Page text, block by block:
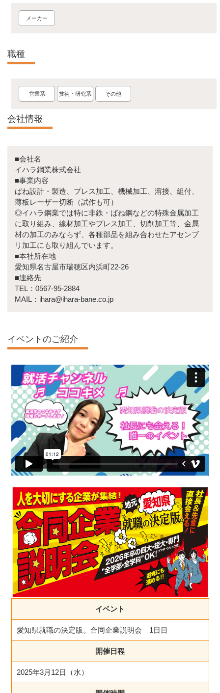
メーカー
職種
営業系 技術・研究系 その他
会社情報
■会社名
イハラ鋼業株式会社
■事業内容
ばね設計・製造、プレス加工、機械加工、溶接、組付、
薄板レーザー切断（試作も可）
◎イハラ鋼業では特に非鉄・ばね鋼などの特殊金属加工
に取り組み、線材加工やプレス加工、切削加工等、金属
材の加工のみならず、各種部品を組み合わせたアセンブ
リ加工にも取り組んでいます。
■本社所在地
愛知県名古屋市瑞穂区内浜町22-26
■連絡先
TEL：0567-95-2884
MAIL：ihara@ihara-bane.co.jp
イベントのご紹介
イベント
愛知県就職の決定版。合同企業説明会 1日目
開催日程
2025年3月12日（水）